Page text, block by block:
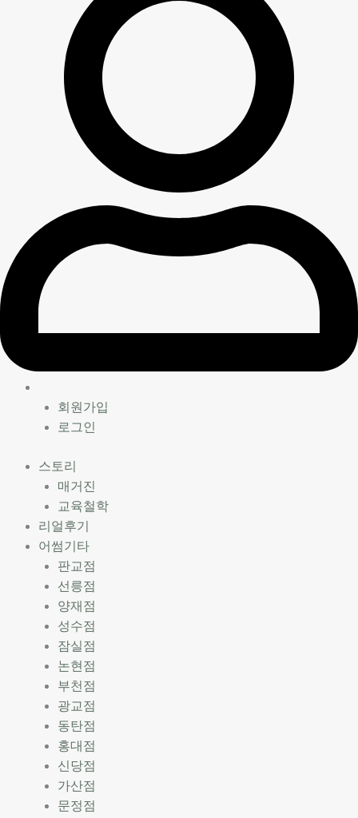
회원가입
로그인
스토리
매거진
교육철학
리얼후기
어썸기타
판교점
선릉점
양재점
성수점
잠실점
논현점
부천점
광교점
동탄점
홍대점
신당점
가산점
문정점